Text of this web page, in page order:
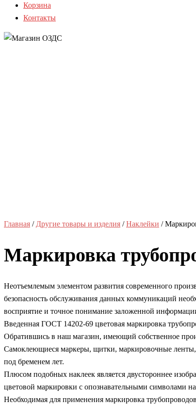
Корзина
Контакты
Главная / Другие товары и изделия /Наклейки /
Маркировка
Неотъемлемым элементом развития современного
безопасность обслуживания данных коммуникаций
восприятие и точное понимание заложенной
Введенная ГОСТ 14202-69 цветовая маркировка
Обратившись в наш магазин, имеющий собственное
Самоклеющиеся маркеры, щитки, маркировочные ленты,
под бременем лет.
Плюсом подобных наклеек является двустороннее
цветовой маркировки с опознавательными символами
Необходимая для применения маркировка